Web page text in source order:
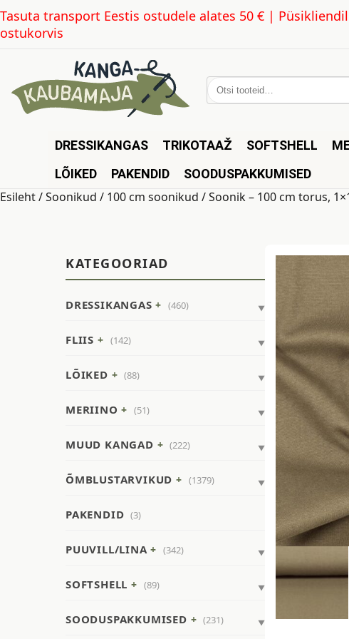
Tasuta transport Eestis ostudele alates 50 € |
ostukorvis
Otsi:
DRESSIKANGAS TRIKOTAAŽ SOFTSHELL
LÕIKED
PAKENDID SOODUSPAKKUMISED
Esileht/Soonikud / 100 cm soonikud / Soonik – 100 cm torus,
KATEGOORIAD
DRESSIKANGAS (460)
FLIIS (142)
LÕIKED (88)
MERIINO (51)
MUUD KANGAD (222)
ÕMBLUSTARVIKUD (1379)
PAKENDID (3)
PUUVILL/LINA (342)
SOFTSHELL (89)
SOODUSPAKKUMISED (231)